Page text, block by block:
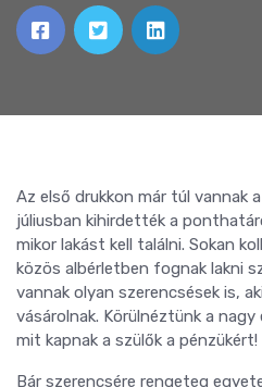
Az első drukkon már túl vannak
júliusban kihirdették a
mikor lakást kell találni. Sokan
közös albérletben fognak lakni
vannak olyan szerencsések is,
vásárolnak. Körülnéztünk a
mit kapnak a szülők a pénzükért!
Bár szerencsére rengeteg